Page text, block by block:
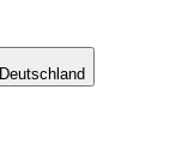
Deutschland